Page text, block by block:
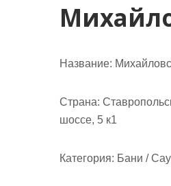
Название:
Страна:
шоссе, 5 к1
Категория: Бани /